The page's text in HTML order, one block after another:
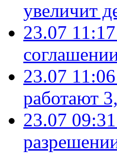
увеличит
23.07 11:17
23.07 11:06
работают
23.07 09:31